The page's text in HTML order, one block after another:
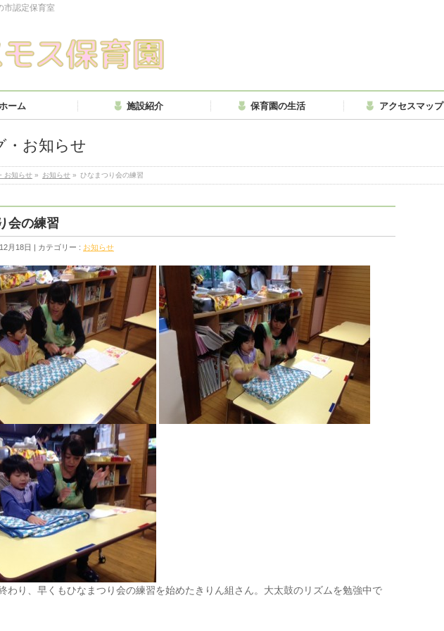
市認定保育室
ーム 施設紹介 保育園の生活 アクセスマップ
・お知らせ
お知らせ » お知らせ » ひなまつり会の練習
会の練習
月18日 | カテゴリー : お知らせ
わり、早くもひなまつり会の練習を始めたきりん組さん。大太鼓のリズムを勉強中で